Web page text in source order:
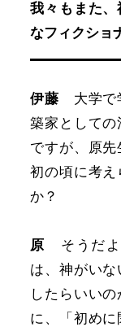
我々もまた
なフィクショ
伊藤 大学で
築家として
ですが、原
初の頃に考
か？
原
そうだよ
は、神がい
したらいい
に、「初め